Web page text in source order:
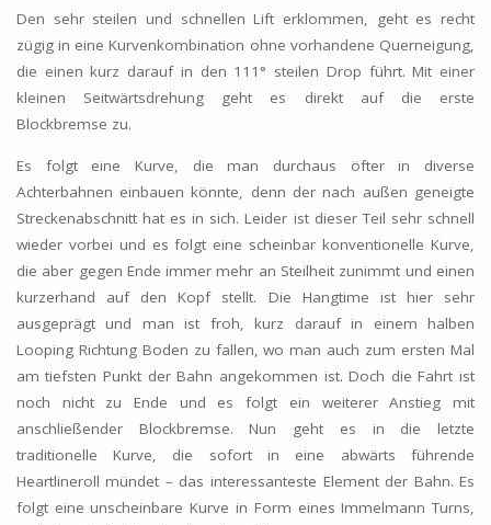
Den sehr steilen und schnellen Lift erklommen, geht es recht
zügig in eine Kurvenkombination ohne vorhandene Querneigung,
die einen kurz darauf in den 111° steilen Drop führt. Mit einer
kleinen Seitwärtsdrehung geht es direkt auf die erste
Blockbremse zu.
Es folgt eine Kurve, die man durchaus öfter in diverse
Achterbahnen einbauen könnte, denn der nach außen geneigte
Streckenabschnitt hat es in sich. Leider ist dieser Teil sehr schnell
wieder vorbei und es folgt eine scheinbar konventionelle Kurve,
die aber gegen Ende immer mehr an Steilheit zunimmt und einen
kurzerhand auf den Kopf stellt. Die Hangtime ist hier sehr
ausgeprägt und man ist froh, kurz darauf in einem halben
Looping Richtung Boden zu fallen, wo man auch zum ersten Mal
am tiefsten Punkt der Bahn angekommen ist. Doch die Fahrt ist
noch nicht zu Ende und es folgt ein weiterer Anstieg mit
anschließender Blockbremse. Nun geht es in die letzte
traditionelle Kurve, die sofort in eine abwärts führende
Heartlineroll mündet – das interessanteste Element der Bahn. Es
folgt eine unscheinbare Kurve in Form eines Immelmann Turns,